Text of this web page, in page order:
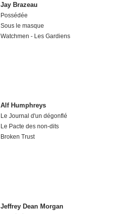
Jay Brazeau
Possédée
Sous le masque
Watchmen - Les Gardiens
Alf Humphreys
Le Journal d'un dégonflé
Le Pacte des non-dits
Broken Trust
Jeffrey Dean Morgan